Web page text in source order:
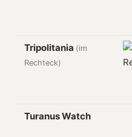
Tripolitania (im
Rechteck)
Turanus Watch